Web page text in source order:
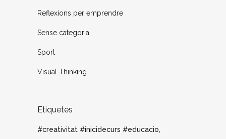
Reflexions per emprendre
Sense categoria
Sport
Visual Thinking
Etiquetes
#creativitat #inicidecurs #educacio